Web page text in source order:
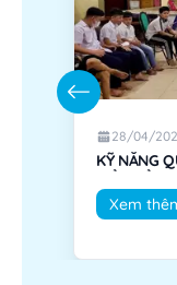
28/04/
KỸ NĂNG
Xem